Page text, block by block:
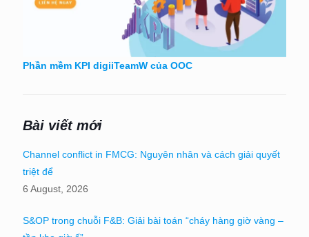
Phần mềm KPI digiiTeamW của OOC
Bài viết mới
Channel conflict in FMCG: Nguyên nhân và cách giải quyết
triệt để
6 August, 2026
S&OP trong chuỗi F&B: Giải bài toán “cháy hàng giờ vàng –